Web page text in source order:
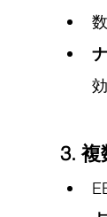
3. 複